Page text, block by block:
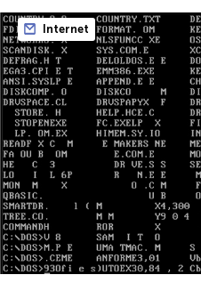
Internet